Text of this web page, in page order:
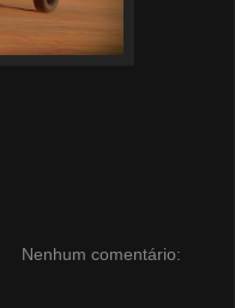
Nenhum comentário: